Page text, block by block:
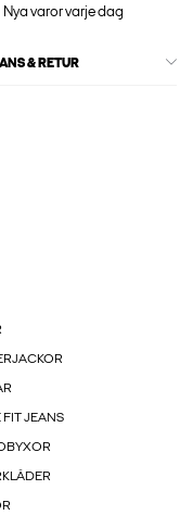
Nya varor varje dag
& RETUR
FIT JEANS